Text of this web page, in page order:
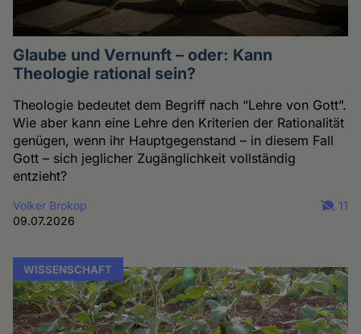
Glaube und Vernunft – oder: Kann
Theologie rational sein?
Theologie bedeutet dem Begriff nach “Lehre von Gott”.
Wie aber kann eine Lehre den Kriterien der Rationalität
genügen, wenn ihr Hauptgegenstand – in diesem Fall
Gott – sich jeglicher Zugänglichkeit vollständig
entzieht?
Volker Brokop
09.07.2026
11
WISSENSCHAFT